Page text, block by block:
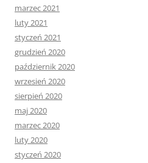
marzec 2021
luty 2021
styczeń 2021
grudzień 2020
październik 2020
wrzesień 2020
sierpień 2020
maj 2020
marzec 2020
luty 2020
styczeń 2020